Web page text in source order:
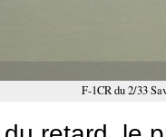
F-1CR du 2/33